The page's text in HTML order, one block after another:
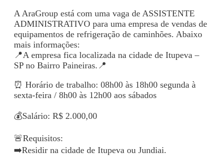
A AraGroup está com uma vaga de ASSISTENTE
ADMINISTRATIVO para uma empresa de vendas de
equipamentos de refrigeração de caminhões. Abaixo
mais informações:
📍A empresa fica localizada na cidade de Itupeva –
SP no Bairro Paineiras.📍
⏰ Horário de trabalho: 08h00 às 18h00 segunda à
sexta-feira / 8h00 às 12h00 aos sábados
💰Salário: R$ 2.000,00
🚨Requisitos:
➡️Residir na cidade de Itupeva ou Jundiai.